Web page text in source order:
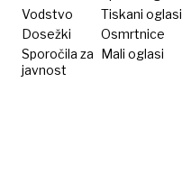
leta
2026
Vodstvo
Dosežki
Sporočila za
javnost
Tiskani oglasi
Osmrtnice
Mali oglasi